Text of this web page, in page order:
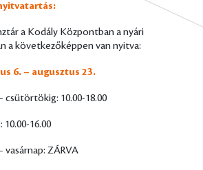
a Kodály Központban a nyári
a következőképpen van nyitva:
6. – augusztus 23.
csütörtökig: 10.00-18.00
16.00
vasárnap: ZÁRVA